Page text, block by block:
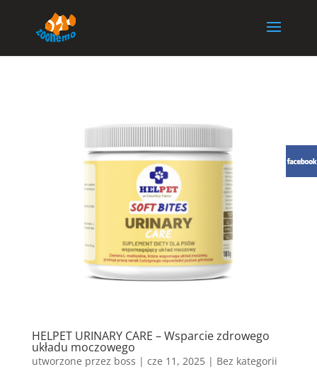
HELPET URINARY CARE – Wsparcie zdrowego
układu moczowego
utworzone przez boss | cze 11, 2025| Bez kategorii